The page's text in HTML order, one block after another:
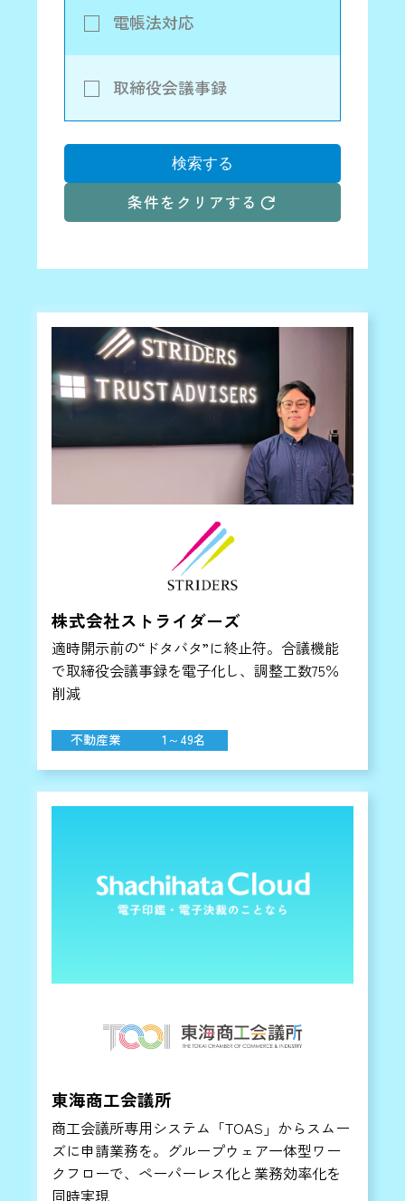
電帳法対応
取締役会議事録
検索する
条件をクリアする
株式会社ストライダーズ
適時開示前の“ドタバタ”に終止符。合議機能
で取締役会議事録を電子化し、調整工数75％
削減
不動産業 1～49名
東海商工会議所
商工会議所専用システム「TOAS」からスムー
ズに申請業務を。グループウェア一体型ワー
クフローで、ペーパーレス化と業務効率化を
同時実現